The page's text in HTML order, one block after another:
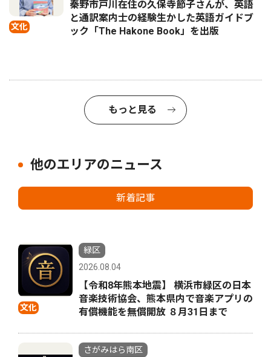
文化
秦野市戸川在住の久保寺節子さんが、英語
と通訳案内士の経験生かした英語ガイドブ
ック「The Hakone Book」を出版
もっと見る
他のエリアのニュース
新着記事
文化
緑区
2026.08.04
【令和8年熊本地震】 横浜市緑区の日本
音楽技術協会、熊本県内で音楽アプリの
有償機能を無償開放 ８月31日まで
さがみはら南区